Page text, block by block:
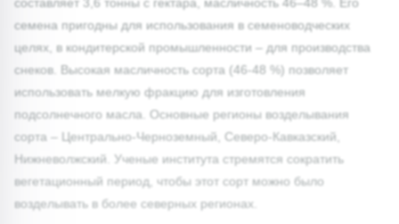
семена пригодны для использования в семеноводческих
целях, в кондитерской промышленности – для производства
снеков. Высокая масличность сорта (46-48 %) позволяет
использовать мелкую фракцию для изготовления
подсолнечного масла. Основные регионы возделывания
сорта – Центрально-Черноземный, Северо-Кавказский,
Нижневолжский. Ученые института стремятся сократить
вегетационный период, чтобы этот сорт можно было
возделывать в более северных регионах.